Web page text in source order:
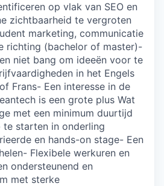
op vlak van SEO en
zichtbaarheid te vergroten
marketing, communicatie
richting (bachelor of master)-
niet bang om ideeën voor te
in het Engels
Frans- Een interesse in de
is een grote plus Wat
met een minimum duurtijd
te starten in onderling
en hands-on stage- Een
Flexibele werkuren en
ondersteunend en
met sterke